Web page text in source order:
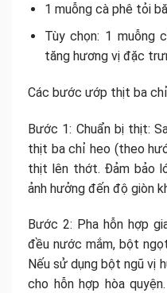
1 muỗng cà phê tỏi
Tùy chọn: 1 muỗng
tăng hương vị đặc
Các bước ướp thịt ba
Bước 1: Chuẩn bị thịt:
thịt ba chỉ heo (theo
thịt lên thớt. Đảm bảo
ảnh hưởng đến độ giòn
Bước 2: Pha hỗn hợp
đều nước mắm, bột
Nếu sử dụng bột ngũ vị
cho hỗn hợp hòa